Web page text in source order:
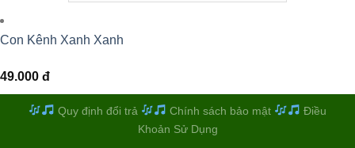
Con Kênh Xanh Xanh
49.000 đ
Quy định đổi trả Chính sách bảo mật
Điều
Khoản Sử Dụng